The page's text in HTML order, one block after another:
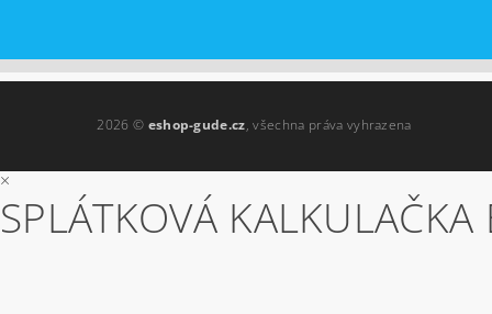
2026 © eshop-gude.cz, všechna práva vyhrazena
×
SPLÁTKOVÁ KALKULAČKA